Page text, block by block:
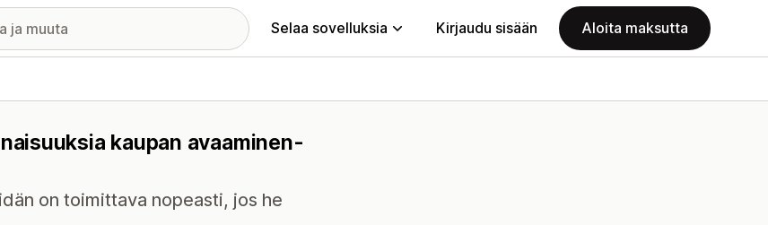
Selaa sovelluksia Kirjaudu sisään Aloita maksutta
kaupan avaaminen-
on toimittava nopeasti, jos he